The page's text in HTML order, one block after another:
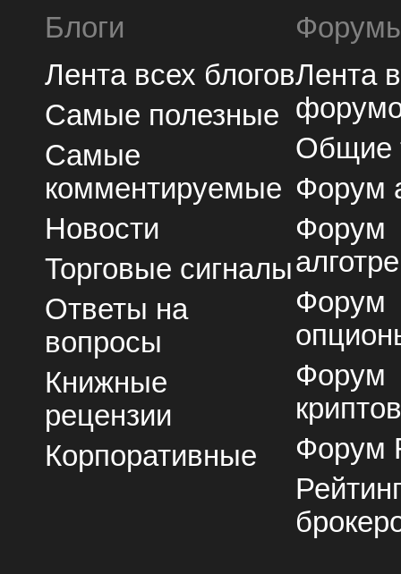
Блоги
Лента всех блогов
Самые полезные
Самые
комментируемые
Новости
Торговые сигналы
Ответы на
вопросы
Книжные
рецензии
Корпоративные
Лента
Общие
Форум
Форум
Форум
Форум
Форум